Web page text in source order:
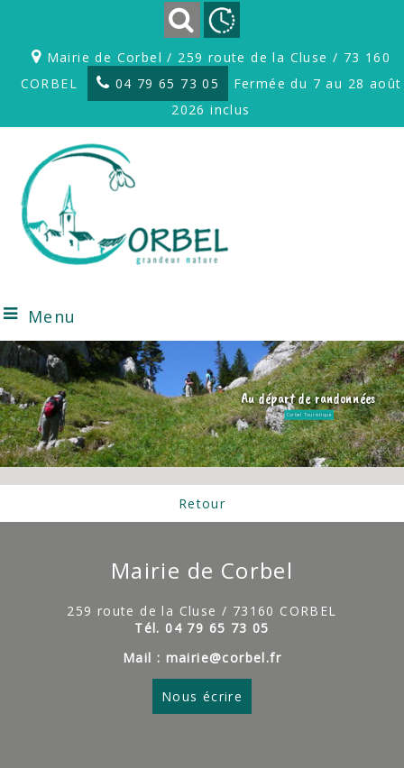
Mairie de Corbel / 259 route de la Cluse / 73 160
CORBEL
04 79 65 73 05
Fermée du 7 au 28 août
2026 inclus
Menu
Au départ de randonnées
Corbel Touristique
Retour
Mairie de Corbel
259 route de la Cluse / 73160 CORBEL
Tél. 04 79 65 73 05
Mail : mairie@corbel.fr
Nous écrire